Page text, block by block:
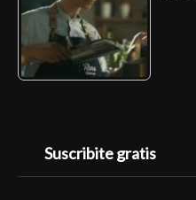
Suscribite gratis